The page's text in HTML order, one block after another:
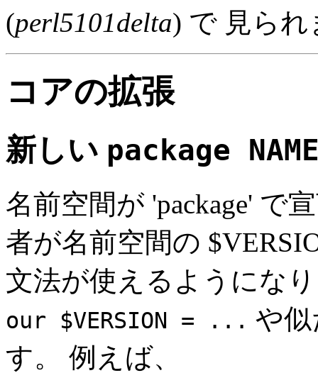
(perl5101delta) で 見られ
コアの拡張
新しい package
名前空間が 'package' で
者が名前空間の
文法が使えるようにな
our $VERSION = ... や
す。 例えば、